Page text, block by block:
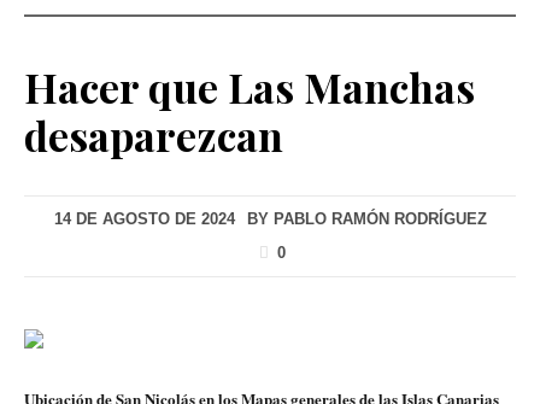
Hacer que Las Manchas
desaparezcan
14 DE AGOSTO DE 2024 BY PABLO RAMÓN RODRÍGUEZ
0
Ubicación de San Nicolás en los Mapas generales de las Islas Canarias